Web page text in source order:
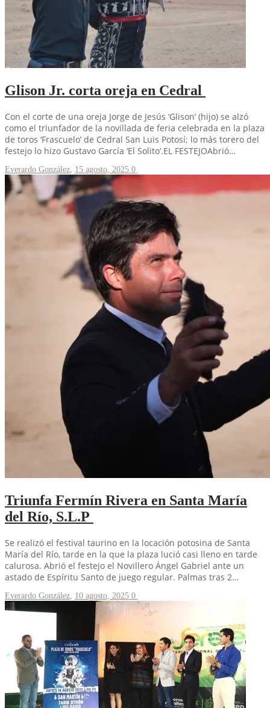
Glison Jr. corta oreja en Cedral
Con el corte de una oreja Jorge de Jesús ‘Glison’ (hijo) se alzó
como el triunfador de la novillada de feria celebrada en la plaza
de toros ‘Frascuelo’ de Cedral San Luis Potosí; lo más torero del
festejo lo hizo Gustavo García ‘El Solito’.EL FESTEJOAbrió…
Everardo González 15 agosto, 2025 0
Triunfa Fermín Rivera en Santa María
del Río, S.L.P
Se realizó el festival taurino en la locación potosina de Santa
María del Río, tarde en la que la plaza lució casi lleno en tarde
calurosa. Abrió el festejo el Novillero Ángel Gabriel ante un
astado de Espíritu Santo de juego regular. Palmas tras 2…
Everardo González 10 agosto, 2025 0